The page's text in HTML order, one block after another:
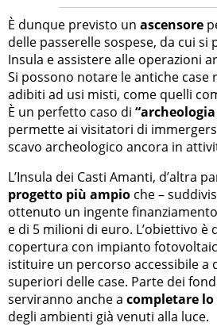
È dunque previsto un ascensore
delle passerelle sospese, da cui si
Insula e assistere alle operazioni
Si possono notare le antiche case
adibiti ad usi misti, come quelli
È un perfetto caso di
permette ai visitatori di
scavo archeologico ancora in
L’Insula dei Casti Amanti, d’altra
progetto più ampio che –
ottenuto un ingente
e di 5 milioni di euro. L’obiettivo è
copertura con impianto
istituire un percorso accessibile a
superiori delle case. Parte dei
serviranno anche a completare lo
degli ambienti già venuti alla luce.